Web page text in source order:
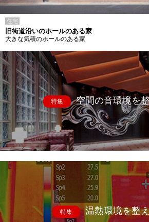
住宅
旧街道沿いのホールのある家
大きな気積のホールのある家
特集 空間の音環境を
特集 温熱環境を整